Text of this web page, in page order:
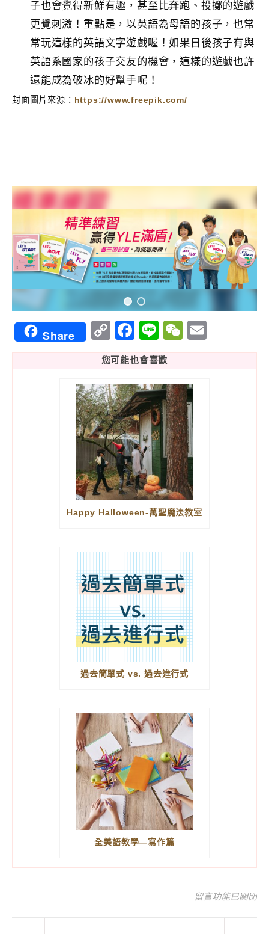
子也會覺得新鮮有趣，甚至比奔跑、投擲的遊戲
更覺刺激！重點是，以英語為母語的孩子，也常
常玩這樣的英語文字遊戲喔！如果日後孩子有與
英語系國家的孩子交友的機會，這樣的遊戲也許
還能成為破冰的好幫手呢！
封面圖片來源： https://www.freepik.com/
Share
Copy
Link
Facebook
LineWeChat
您可能也會喜歡
Happy Halloween-萬聖魔法教室
過去簡單式 vs. 過去進行式
全美語教學—寫作篇
在〈「玩」出英語
留言功能已關閉